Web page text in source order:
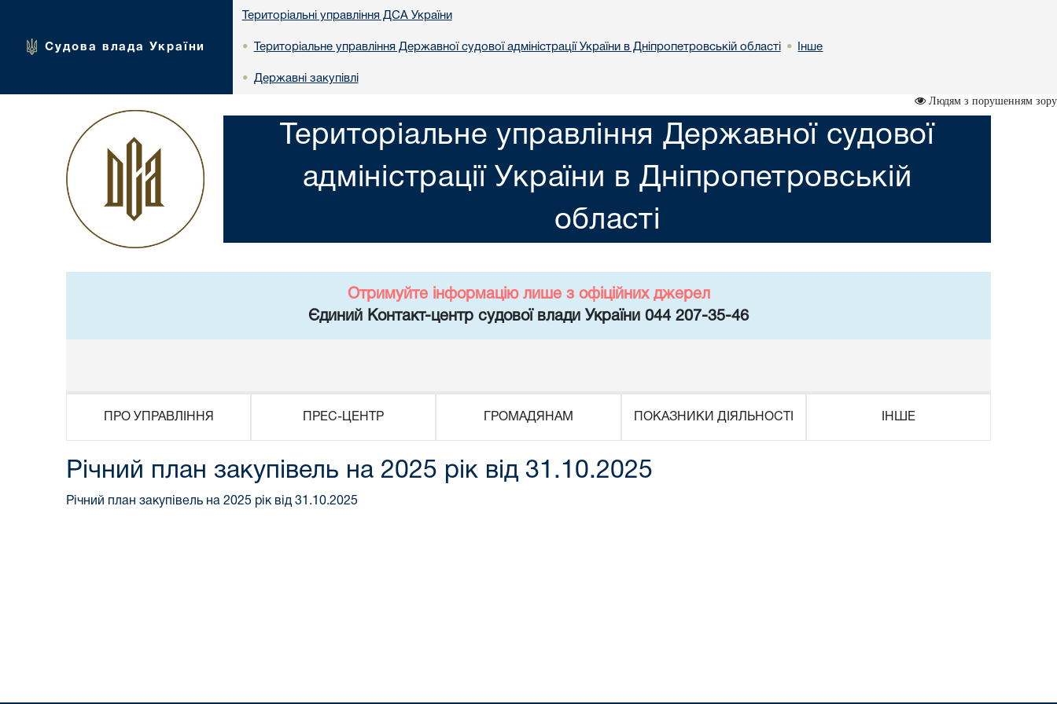
Судова влада України
Територіальні управління ДСА України
• Територіальне управління Державної судової адміністрації України в Днiпропетровській областi • Інше
• Державні закупівлі
Людям з порушенням зору
Територіальне управління Державної судової
адміністрації України в Днiпропетровській
областi
Отримуйте інформацію лише з офіційних джерел
Єдиний Контакт-центр судової влади України 044 207-35-46
ПРО УПРАВЛІННЯ ПРЕС-ЦЕНТР ГРОМАДЯНАМ ПОКАЗНИКИ ДІЯЛЬНОСТІ ІНШЕ
Річний план закупівель на 2025 рік від 31.10.2025
Річний план закупівель на 2025 рік від 31.10.2025